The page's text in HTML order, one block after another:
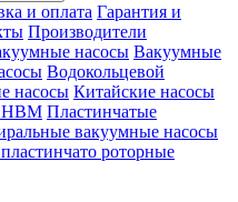
и оплата Гарантия и
Производители
насосы Вакуумные
Водокольцевой
насосы Китайские насосы
НВМ Пластинчатые
вакуумные насосы
роторные